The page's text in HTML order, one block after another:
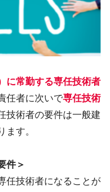
に常勤する専任技術者
任者に次いで専任技術
技術者の要件は一般建
ます。
件＞
任技術者になることが